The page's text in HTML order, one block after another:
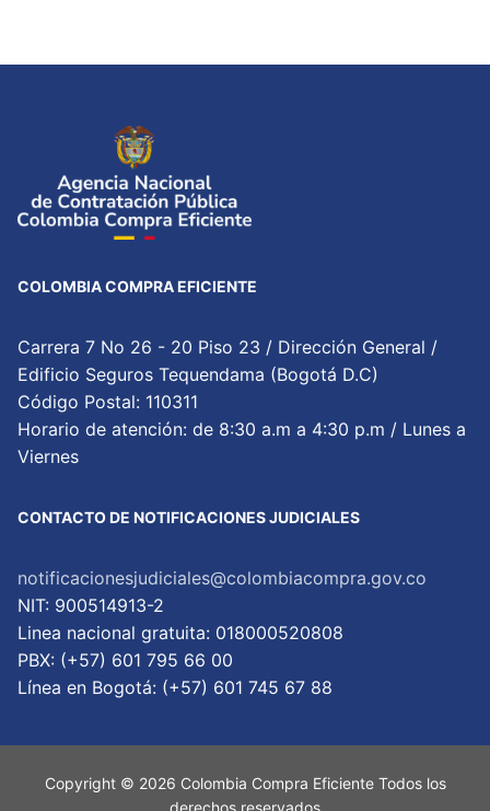
COLOMBIA COMPRA EFICIENTE
Carrera 7 No 26 - 20 Piso 23 / Dirección General /
Edificio Seguros Tequendama (Bogotá D.C)
Código Postal: 110311
Horario de atención: de 8:30 a.m a 4:30 p.m / Lunes a
Viernes
CONTACTO DE NOTIFICACIONES JUDICIALES
notificacionesjudiciales@colombiacompra.gov.co
NIT: 900514913-2
Linea nacional gratuita: 018000520808
PBX: (+57) 601 795 66 00
Lí­nea en Bogotá: (+57) 601 745 67 88
Copyright © 2026 Colombia Compra Eficiente Todos los
derechos reservados